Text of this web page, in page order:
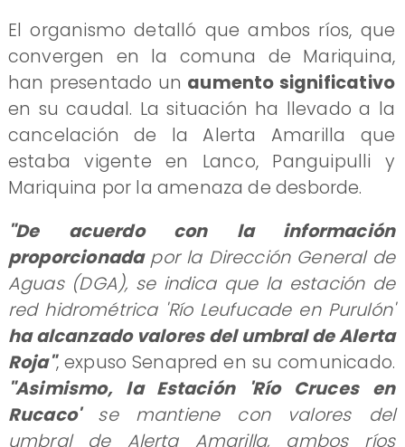
El organismo detalló que ambos ríos, que
convergen en la comuna de Mariquina,
han presentado un aumento significativo
en su caudal. La situación ha llevado a la
cancelación de la Alerta Amarilla que
estaba vigente en Lanco, Panguipulli y
Mariquina por la amenaza de desborde.
"De acuerdo con la información
proporcionadapor la Dirección General de
Aguas (DGA), se indica que la estación de
red hidrométrica 'Río Leufucade en Purulón'
ha alcanzado valores del umbral de Alerta
Roja", expuso Senapred en su comunicado.
"Asimismo, la Estación 'Río Cruces en
Rucaco'se mantiene con valores del
umbral de Alerta Amarilla, ambos ríos